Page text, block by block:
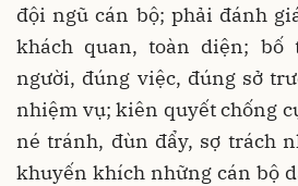
đội ngũ cán bộ; phải đánh
khách quan, toàn diện; bố
người, đúng việc, đúng sở
nhiệm vụ; kiên quyết chống
né tránh, đùn đẩy, sợ trách
khuyến khích những cán bộ